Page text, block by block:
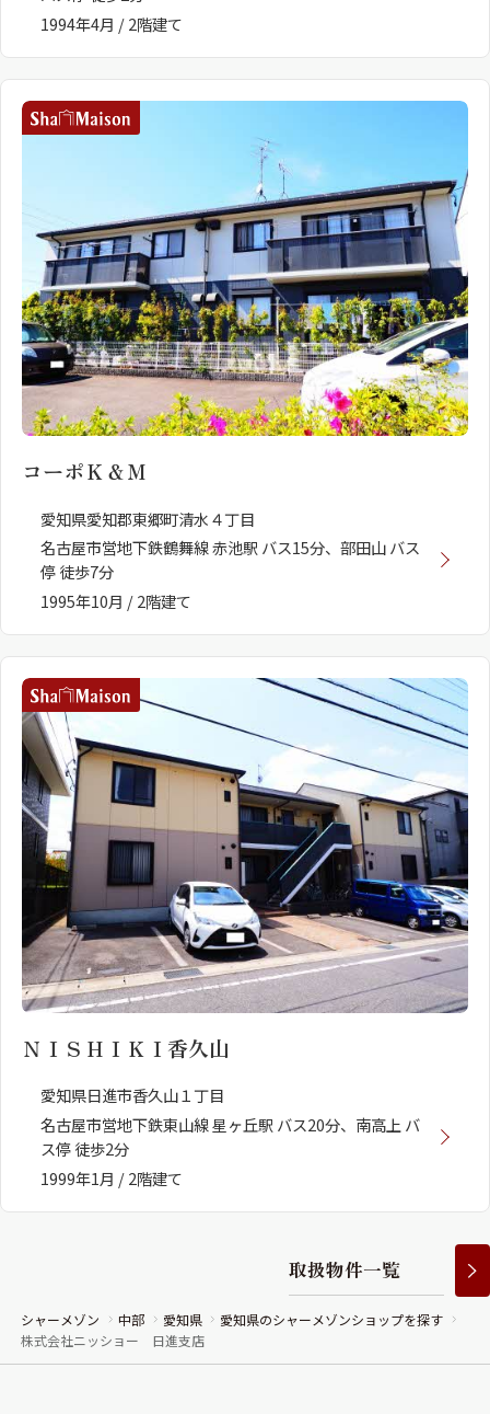
1994年4月 / 2階建て
コーポＫ＆Ｍ
愛知県愛知郡東郷町清水４丁目
名古屋市営地下鉄鶴舞線 赤池駅 バス15分、部田山 バス
停 徒歩7分
1995年10月 / 2階建て
ＮＩＳＨＩＫＩ香久山
愛知県日進市香久山１丁目
名古屋市営地下鉄東山線 星ヶ丘駅 バス20分、南高上 バ
ス停 徒歩2分
1999年1月 / 2階建て
取扱物件一覧
シャーメゾン 中部 愛知県
愛知県のシャーメゾンショップを探す
株式会社ニッショー 日進支店